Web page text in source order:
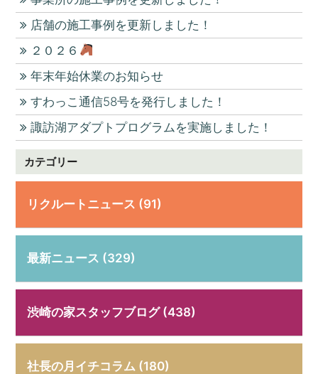
店舗の施工事例を更新しました！
２０２６
年末年始休業のお知らせ
すわっこ通信58号を発行しました！
諏訪湖アダプトプログラムを実施しました！
カテゴリー
リクルートニュース (91)
最新ニュース (329)
渋崎の家スタッフブログ (438)
社長の月イチコラム (180)